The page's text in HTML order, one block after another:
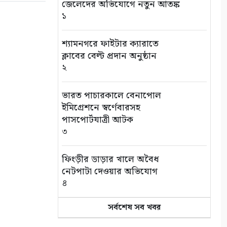
জেলেদের অভিযোগে নতুন আতঙ্ক
১
শ্যামনগরে ফাইটার ক্যারাতে
ক্লাবের বেল্ট প্রদান অনুষ্ঠান
২
ভারত পাচারকালে বেনাপোল
ইমিগ্রেশনে স্বর্ণেবারসহ
পাসপোর্টযাত্রী আটক
৩
ফিংড়ীর ডাড়ার খালে অবৈধ
নেটপাটা দেওয়ার অভিযোগ
৪
তালায় বিল থেকে যুবকের মৃতদেহ
উদ্ধার
সর্বশেষ সব খবর